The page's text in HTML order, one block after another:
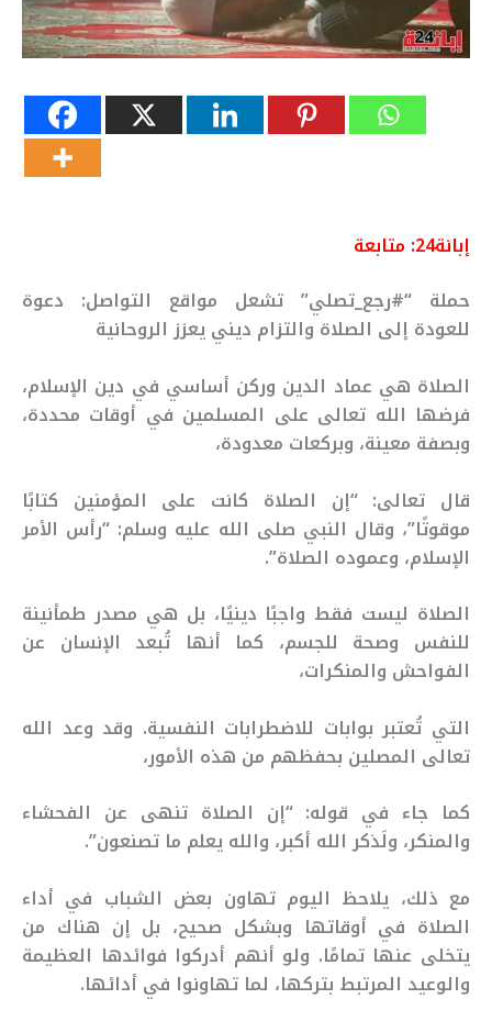
إبانة24: متابعة
حملة “#رجع_تصلي” تشعل مواقع التواصل: دعوة
للعودة إلى الصلاة والتزام ديني يعزز الروحانية
الصلاة هي عماد الدين وركن أساسي في دين الإسلام،
فرضها الله تعالى على المسلمين في أوقات محددة،
وبصفة معينة، وبركعات معدودة،
قال تعالى: “إن الصلاة كانت على المؤمنين كتابًا
موقوتًا”، وقال النبي صلى الله عليه وسلم: “رأس الأمر
الإسلام، وعموده الصلاة”.
الصلاة ليست فقط واجبًا دينيًا، بل هي مصدر طمأنينة
للنفس وصحة للجسم، كما أنها تُبعد الإنسان عن
الفواحش والمنكرات،
التي تُعتبر بوابات للاضطرابات النفسية. وقد وعد الله
تعالى المصلين بحفظهم من هذه الأمور،
كما جاء في قوله: “إن الصلاة تنهى عن الفحشاء
والمنكر، ولَذكر الله أكبر، والله يعلم ما تصنعون”.
مع ذلك، يلاحظ اليوم تهاون بعض الشباب في أداء
الصلاة في أوقاتها وبشكل صحيح، بل إن هناك من
يتخلى عنها تمامًا. ولو أنهم أدركوا فوائدها العظيمة
والوعيد المرتبط بتركها، لما تهاونوا في أدائها.